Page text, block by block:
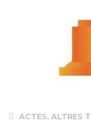
ACTES, ALTRES